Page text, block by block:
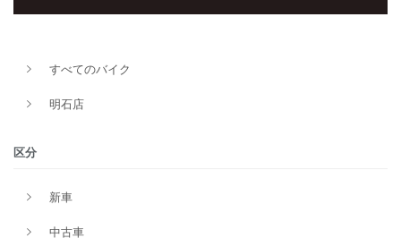
すべてのバイク
明石店
区分
新車
中古車
メーカー